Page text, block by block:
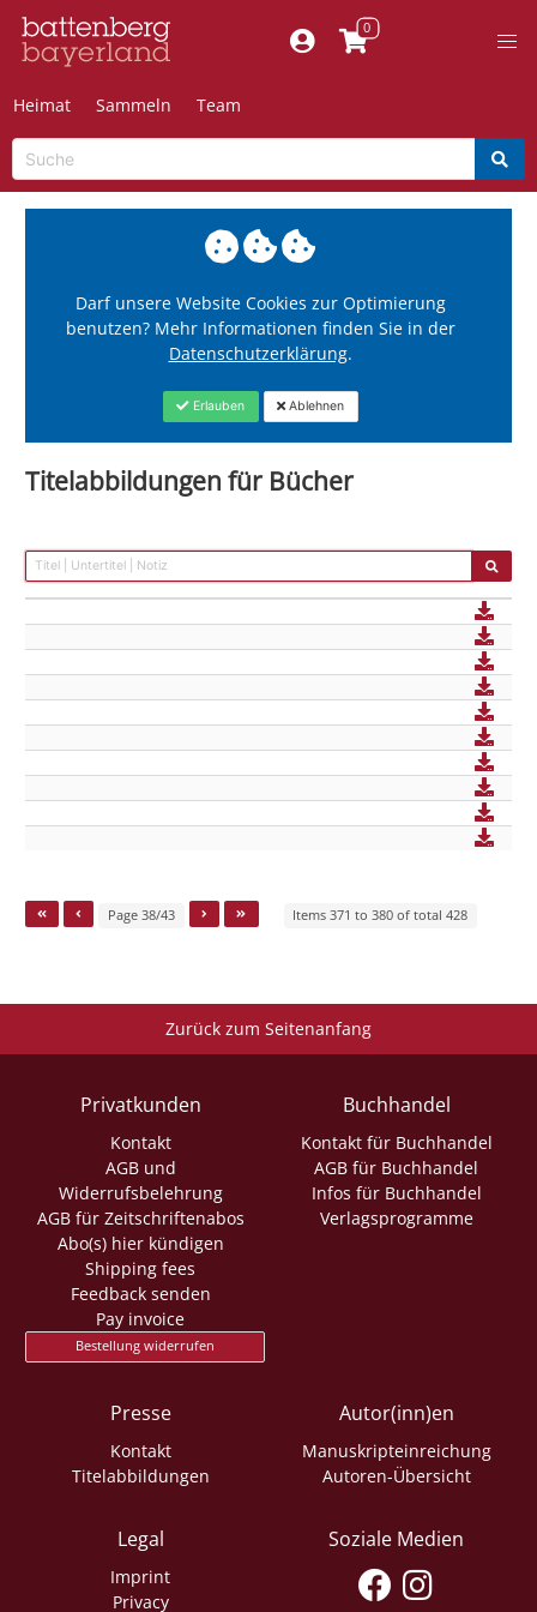
Heimat Sammeln Team
Darf unsere Website Cookies zur Optimierung
benutzen? Mehr Informationen finden Sie in der
Datenschutzerklärung.
Erlauben Ablehnen
Titelabbildungen für Bücher
Page 38/43 Items 371 to 380 of total 428
Zurück zum Seitenanfang
Privatkunden
Kontakt
AGB und
Widerrufsbelehrung
AGB für Zeitschriftenabos
Abo(s) hier kündigen
Shipping fees
Feedback senden
Pay invoice
Bestellung widerrufen
Buchhandel
Kontakt für Buchhandel
AGB für Buchhandel
Infos für Buchhandel
Verlagsprogramme
Presse
Kontakt
Titelabbildungen
Autor(inn)en
Manuskripteinreichung
Autoren-Übersicht
Legal
Imprint
Privacy
Soziale Medien